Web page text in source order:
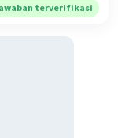
terverifikasi